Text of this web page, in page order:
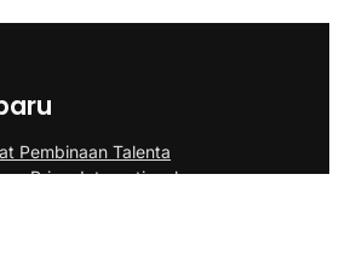
Pembinaan Talenta
Prime International